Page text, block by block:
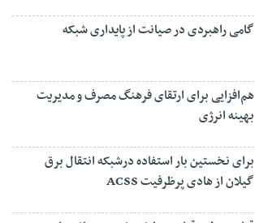
گامی راهبردی در صیانت از پایداری شبکه
هم‌افزایی برای ارتقای فرهنگ مصرف و مدیریت
بهینه انرژی
برای نخستین بار استفاده درشبکه انتقال برق
گیلان از هادی پرظرفیت ACSS